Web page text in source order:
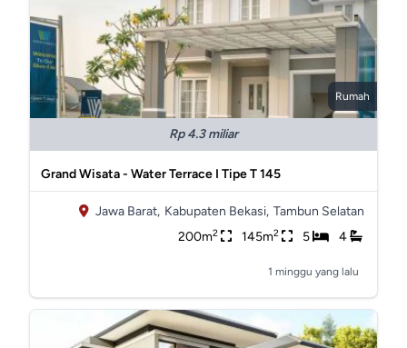
Rumah
Rp 4.3 miliar
Grand Wisata - Water Terrace I Tipe T 145
Jawa Barat, Kabupaten Bekasi, Tambun Selatan
200m2 145m2 5 4
1 minggu yang lalu